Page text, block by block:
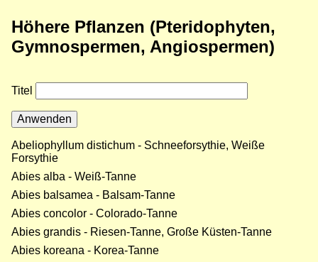
Höhere Pflanzen (Pteridophyten,
Gymnospermen, Angiospermen)
Titel
Abeliophyllum distichum - Schneeforsythie, Weiße
Forsythie
Abies alba - Weiß-Tanne
Abies balsamea - Balsam-Tanne
Abies concolor - Colorado-Tanne
Abies grandis - Riesen-Tanne, Große Küsten-Tanne
Abies koreana - Korea-Tanne